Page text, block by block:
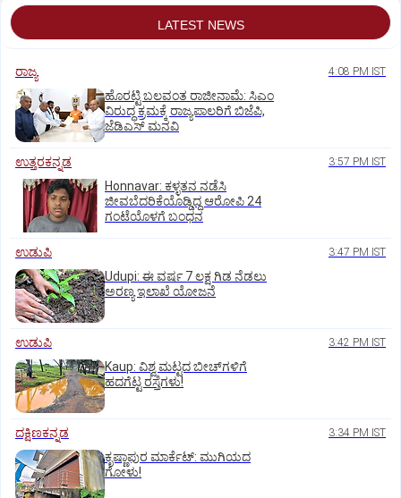
LATEST NEWS
ರಾಜ್ಯ 4:08 PM IST
ಹೊರಟ್ಟಿ ಬಲವಂತ ರಾಜೀನಾಮೆ: ಸಿಎಂ
ವಿರುದ್ಧ ಕ್ರಮಕ್ಕೆ ರಾಜ್ಯಪಾಲರಿಗೆ ಬಿಜೆಪಿ,
ಜೆಡಿಎಸ್ ಮನವಿ
ಉತ್ತರಕನ್ನಡ 3:57 PM IST
Honnavar: ಕಳ್ಳತನ ನಡೆಸಿ
ಜೀವಬೆದರಿಕೆಯೊಡ್ಡಿದ್ದ ಆರೋಪಿ 24
ಗಂಟೆಯೊಳಗೆ ಬಂಧನ
ಉಡುಪಿ 3:47 PM IST
Udupi: ಈ ವರ್ಷ 7 ಲಕ್ಷ ಗಿಡ ನೆಡಲು
ಅರಣ್ಯ ಇಲಾಖೆ ಯೋಜನೆ
ಉಡುಪಿ 3:42 PM IST
Kaup: ವಿಶ್ವ ಮಟ್ಟದ ಬೀಚ್‌ಗಳಿಗೆ
ಹದಗೆಟ್ಟ ರಸ್ತೆಗಳು!
ದಕ್ಷಿಣಕನ್ನಡ 3:34 PM IST
ಕೃಷ್ಣಾಪುರ ಮಾರ್ಕೆಟ್‌: ಮುಗಿಯದ
ಗೋಳು!